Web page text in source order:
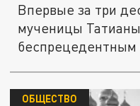
Впервые за три
мученицы
беспрецедентным
ОБЩЕСТВО